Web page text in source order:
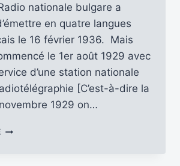
nationale bulgare a
en quatre langues
le 16 février 1936. Mais
le 1er août 1929 avec
d’une station nationale
[C’est-à-dire la
1929 on…
RADIO